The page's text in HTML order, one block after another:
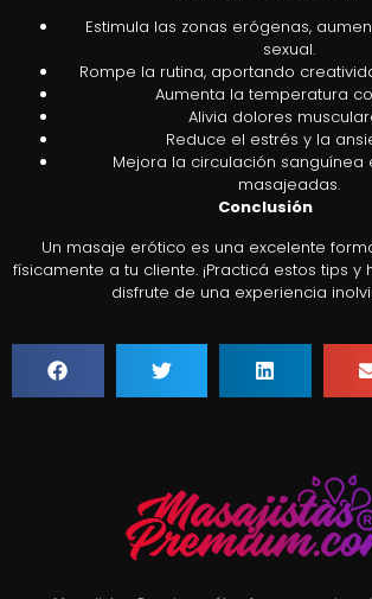
Estimula las zonas erógenas,
sexual.
Rompe la rutina, aportando
Aumenta la temperatura
Alivia dolores
Reduce el estrés y la
Mejora la circulación sanguínea
masajeadas.
Conclusión
Un masaje erótico es una excelente
físicamente a tu cliente. ¡Practicá estos tips
disfrute de una experiencia